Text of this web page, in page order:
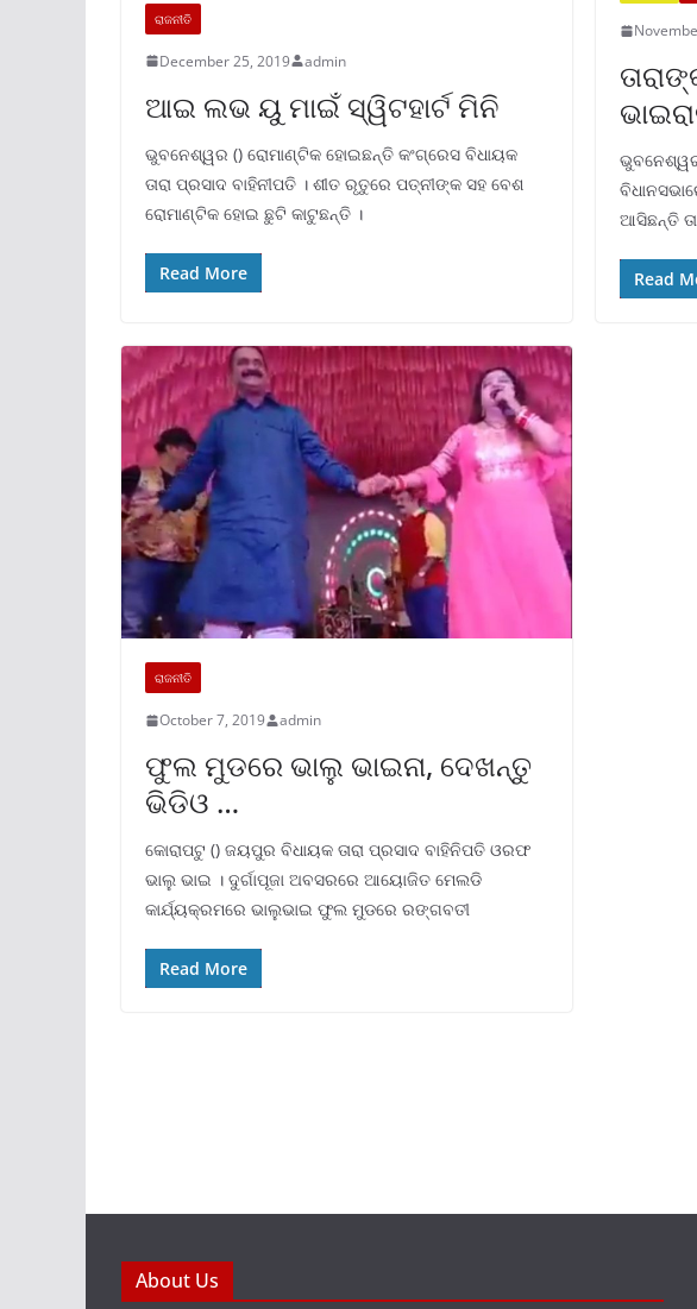
ରାଜନୀତି
December 25, 2019 admin
ଆଇ ଲଭ ୟୁ ମାଇଁ ସ୍ୱିଟହାର୍ଟ ମିନି
ଭୁବନେଶ୍ୱର () ରୋମାଣ୍ଟିକ ହୋଇଛନ୍ତି କଂଗ୍ରେସ ବିଧାୟକ
ତାରା ପ୍ରସାଦ ବାହିନୀପତି । ଶୀତ ରୃତୁରେ ପତ୍ନୀଙ୍କ ସହ ବେଶ
ରୋମାଣ୍ଟିକ ହୋଇ ଛୁଟି କାଟୁଛନ୍ତି ।
Read More
ଆସିଛନ୍ତି
Read
ରାଜନୀତି
October 7, 2019 admin
ଫୁଲ ମୁଡରେ ଭାଲୁ ଭାଇନା, ଦେଖନ୍ତୁ
ଭିଡିଓ …
କୋରାପଟୁ () ଜୟପୁର ବିଧାୟକ ତାରା ପ୍ରସାଦ ବାହିନିପତି ଓରଫ
ଭାଲୁ ଭାଇ । ଦୁର୍ଗାପୂଜା ଅବସରରେ ଆୟୋଜିତ ମେଲଡି
କାର୍ଯ୍ୟକ୍ରମରେ ଭାଲୁଭାଇ ଫୁଲ ମୁଡରେ ରଙ୍ଗବତୀ
Read More
About Us